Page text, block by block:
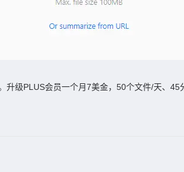
级PLUS会员一个月7美金，50个文件/天、